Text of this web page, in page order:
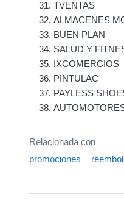
TVENTAS
ALMACENES
BUEN PLAN
SALUD Y
IXCOMERCIOS
PINTULAC
PAYLESS
Relacionada con
promociones